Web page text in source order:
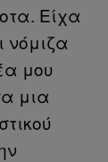
Είχα
νόμιζα
μου
μια